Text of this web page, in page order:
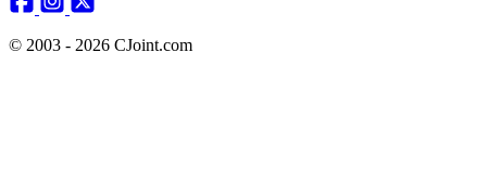
© 2003 - 2026 CJoint.com